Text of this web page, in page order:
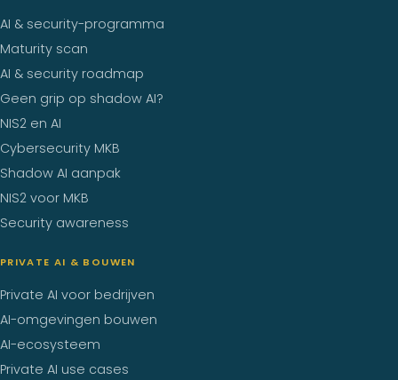
AI & security-programma
Maturity scan
AI & security roadmap
Geen grip op shadow AI?
NIS2 en AI
Cybersecurity MKB
Shadow AI aanpak
NIS2 voor MKB
Security awareness
PRIVATE AI & BOUWEN
Private AI voor bedrijven
AI-omgevingen bouwen
AI-ecosysteem
Private AI use cases